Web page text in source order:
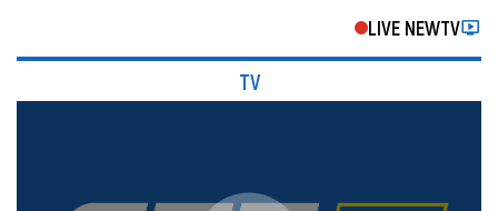
LIVE NEWTV
TV